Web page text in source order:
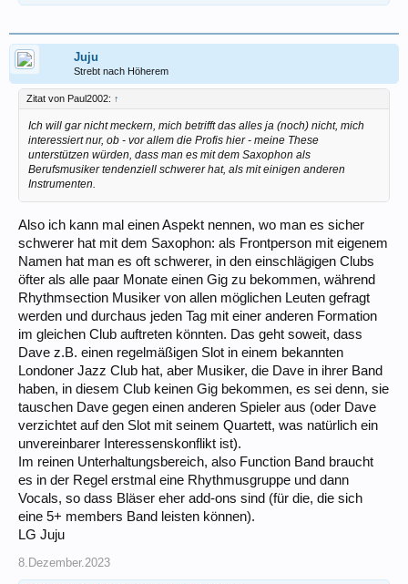
Juju
Strebt nach Höherem
Zitat von Paul2002: ↑
Ich will gar nicht meckern, mich betrifft das alles ja (noch) nicht, mich
interessiert nur, ob - vor allem die Profis hier - meine These
unterstützen würden, dass man es mit dem Saxophon als
Berufsmusiker tendenziell schwerer hat, als mit einigen anderen
Instrumenten.
Also ich kann mal einen Aspekt nennen, wo man es sicher
schwerer hat mit dem Saxophon: als Frontperson mit eigenem
Namen hat man es oft schwerer, in den einschlägigen Clubs
öfter als alle paar Monate einen Gig zu bekommen, während
Rhythmsection Musiker von allen möglichen Leuten gefragt
werden und durchaus jeden Tag mit einer anderen Formation
im gleichen Club auftreten könnten. Das geht soweit, dass
Dave z.B. einen regelmäßigen Slot in einem bekannten
Londoner Jazz Club hat, aber Musiker, die Dave in ihrer Band
haben, in diesem Club keinen Gig bekommen, es sei denn, sie
tauschen Dave gegen einen anderen Spieler aus (oder Dave
verzichtet auf den Slot mit seinem Quartett, was natürlich ein
unvereinbarer Interessenskonflikt ist).
Im reinen Unterhaltungsbereich, also Function Band braucht
es in der Regel erstmal eine Rhythmusgruppe und dann
Vocals, so dass Bläser eher add-ons sind (für die, die sich
eine 5+ members Band leisten können).
LG Juju
8.Dezember.2023